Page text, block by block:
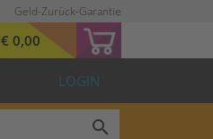
Geld-Zurück-Garantie
€ 0,00
LOGIN
search